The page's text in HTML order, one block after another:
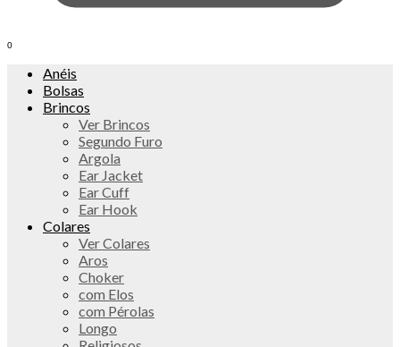
0
Anéis
Bolsas
Brincos
Ver Brincos
Segundo Furo
Argola
Ear Jacket
Ear Cuff
Ear Hook
Colares
Ver Colares
Aros
Choker
com Elos
com Pérolas
Longo